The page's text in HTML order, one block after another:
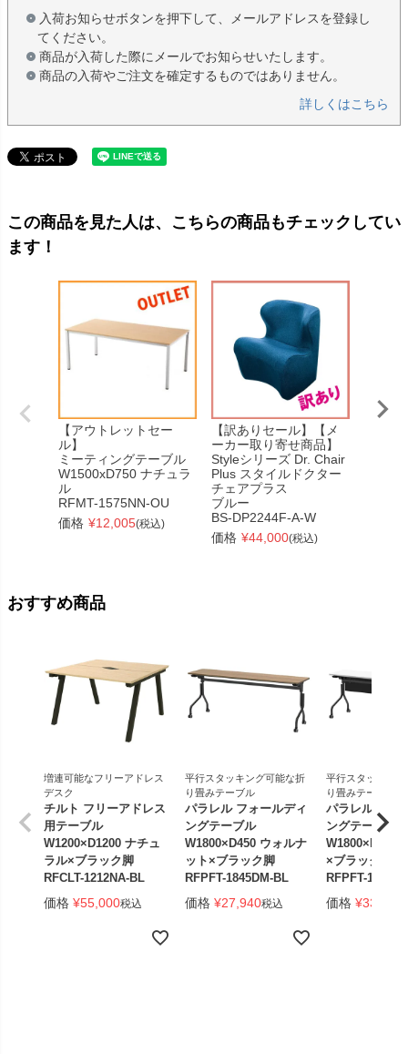
入荷お知らせボタンを押下して、メールアドレスを登録し
てください。
商品が入荷した際にメールでお知らせいたします。
商品の入荷やご注文を確定するものではありません。
詳しくはこちら
この商品を見た人は、こちらの商品もチェックしてい
ます！
【アウトレットセー
ル】
ミーティングテーブル
W1500xD750 ナチュラ
ル
RFMT-1575NN-OU
価格 ¥12,005(税込)
【訳ありセール】【メ
ーカー取り寄せ商品】
Styleシリーズ Dr. Chair
Plus スタイルドクター
チェアプラス
ブルー
BS-DP2244F-A-W
価格 ¥44,000(税込)
おすすめ商品
増連可能なフリーアドレス
デスク
チルト フリーアドレス
用テーブル
W1200×D1200 ナチュ
ラル×ブラック脚
RFCLT-1212NA-BL
価格 ¥55,000税込
平行スタッキング可能な折
り畳みテーブル
パラレル フォールディ
ングテーブル
W1800×D450 ウォルナ
ット×ブラック脚
RFPFT-1845DM-BL
価格 ¥27,940税込
平行スタッキン
り畳みテーブル
パラレル フォ
ングテーブル
W1800×D450
×ブラック脚
RFPFT-
価格 ¥33,440